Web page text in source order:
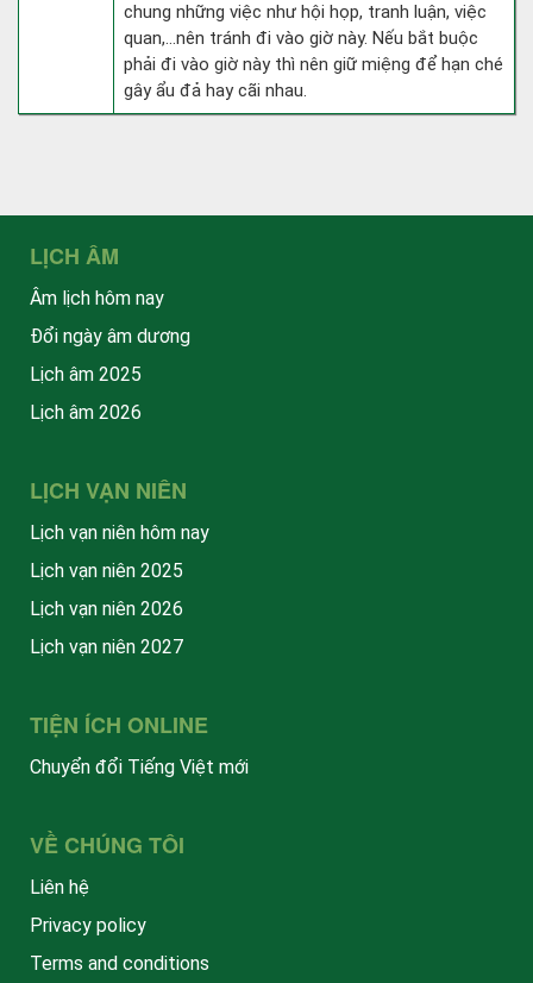
chung những việc như hội họp, tranh luận, việc
quan,…nên tránh đi vào giờ này. Nếu bắt buộc
phải đi vào giờ này thì nên giữ miệng để hạn ché
gây ẩu đả hay cãi nhau.
LỊCH ÂM
Âm lịch hôm nay
Đổi ngày âm dương
Lịch âm 2025
Lịch âm 2026
LỊCH VẠN NIÊN
Lịch vạn niên hôm nay
Lịch vạn niên 2025
Lịch vạn niên 2026
Lịch vạn niên 2027
TIỆN ÍCH ONLINE
Chuyển đổi Tiếng Việt mới
VỀ CHÚNG TÔI
Liên hệ
Privacy policy
Terms and conditions